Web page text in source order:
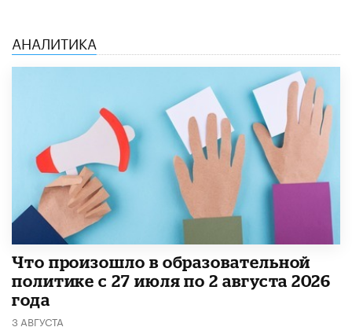
АНАЛИТИКА
​Что произошло в образовательной
политике с 27 июля по 2 августа 2026
года
3 АВГУСТА